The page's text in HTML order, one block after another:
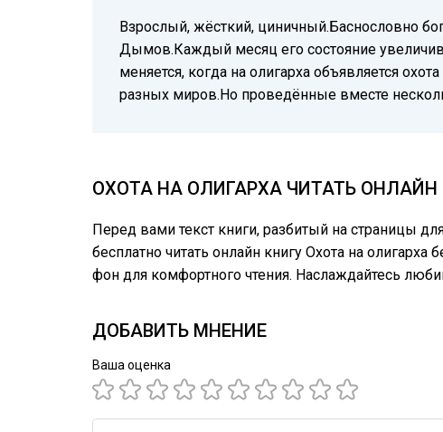
Взрослый, жёсткий, циничный.Баснословно
Дымов.Каждый месяц его состояние
меняется, когда на олигарха объявляется
разных миров.Но проведённые вместе
ОХОТА НА ОЛИГАРХА ЧИТАТЬ
Перед вами текст книги, разбитый на страницы
бесплатно читать онлайн книгу Охота на
фон для комфортного чтения. Наслаждайтесь
ДОБАВИТЬ МНЕНИЕ
Ваша оценка